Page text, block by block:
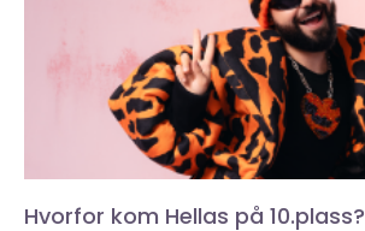
Hvorfor kom Hellas på 10.plass?